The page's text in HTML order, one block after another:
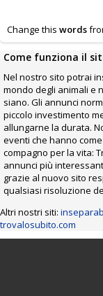
Change this words
Come funziona il
Nel nostro sito potrai
mondo degli animali e
siano. Gli annunci
piccolo investimento
allungarne la durata.
eventi che hanno
compagno per la vita:
annunci più
grazie al nuovo sito
qualsiasi risoluzione
Altri nostri siti:
trovalosubito.com